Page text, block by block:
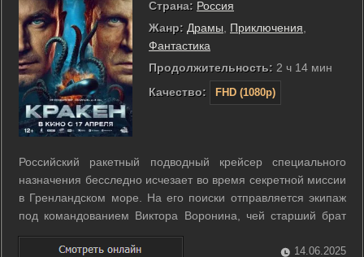
Страна: Россия
Жанр: Драмы Приключения
Фантастика
Продолжительность: 2 ч 14 мин
Качество:
FHD (1080p)
Российский ракетный подводный крейсер специального
назначения бесследно исчезает во время секретной миссии
в Гренландском море. На его поиски отправляется экипаж
под командованием Виктора Воронина, чей старший брат
командовал пропавшей субмариной. Перед моряками стоит
задача любыми силами найти подлодку и не допустить,
14.06.2025